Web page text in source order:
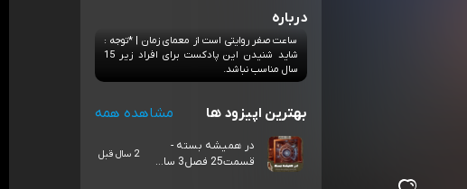
درباره
ساعت صفر روایتی است از معمای زمان | *توجه :
شاید شنیدن این پادکست برای افراد زیر 15
سال مناسب نباشد.
بهترین اپیزود ها مشاهده همه
در همیشه بسته -
قسمت25 فصل3 سا...
2 سال قبل